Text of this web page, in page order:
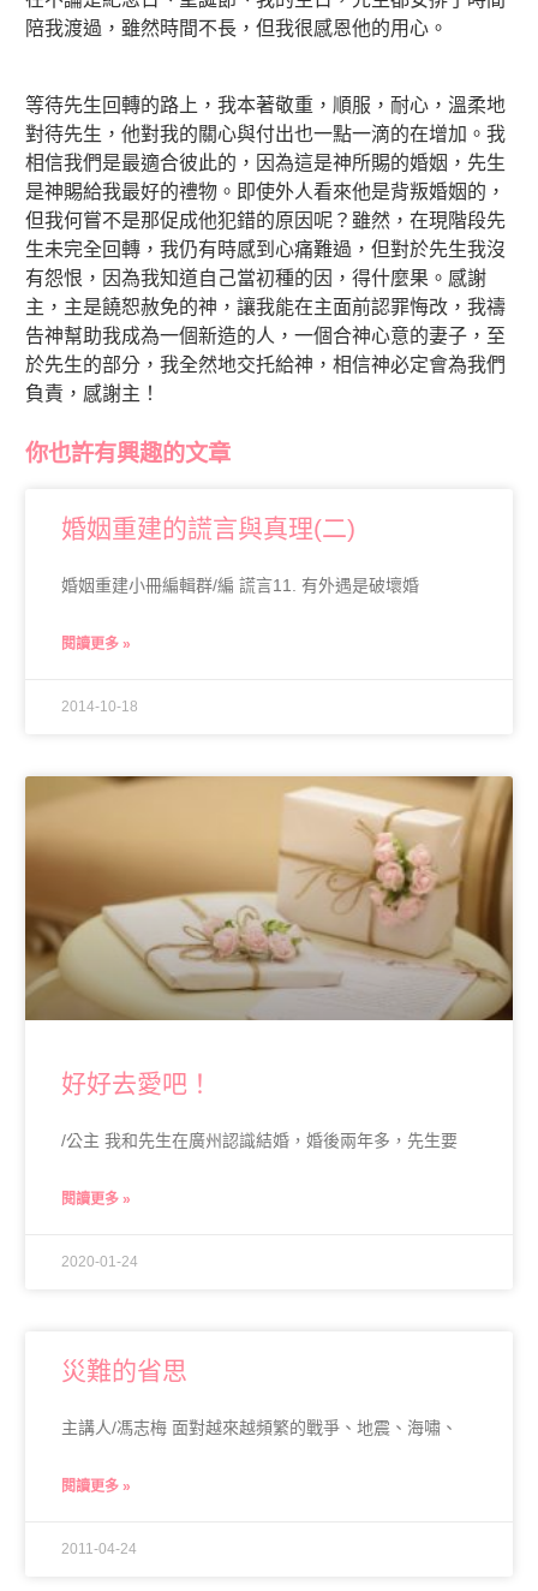
陪我渡過，雖然時間不長，但我很感恩他的用心。
等待先生回轉的路上，我本著敬重，順服，耐心，溫柔地
對待先生，他對我的關心與付出也一點一滴的在增加。我
相信我們是最適合彼此的，因為這是神所賜的婚姻，先生
是神賜給我最好的禮物。即使外人看來他是背叛婚姻的，
但我何嘗不是那促成他犯錯的原因呢？雖然，在現階段先
生未完全回轉，我仍有時感到心痛難過，但對於先生我沒
有怨恨，因為我知道自己當初種的因，得什麼果。感謝
主，主是饒恕赦免的神，讓我能在主面前認罪悔改，我禱
告神幫助我成為一個新造的人，一個合神心意的妻子，至
於先生的部分，我全然地交托給神，相信神必定會為我們
負責，感謝主！
你也許有興趣的文章
婚姻重建的謊言與真理(二)
婚姻重建小冊編輯群/編 謊言11. 有外遇是破壞婚
閱讀更多 »
2014-10-18
好好去愛吧！
/公主 我和先生在廣州認識結婚，婚後兩年多，先生要
閱讀更多 »
2020-01-24
災難的省思
主講人/馮志梅 面對越來越頻繁的戰爭、地震、海嘯、
閱讀更多 »
2011-04-24